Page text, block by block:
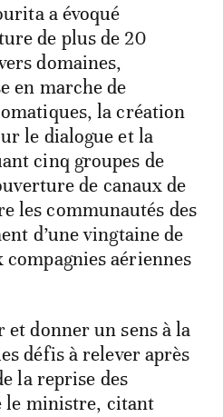
a évoqué
de plus de 20
domaines,
en marche de
la création
le dialogue et la
cinq groupes de
de canaux de
les communautés des
d’une vingtaine de
compagnies aériennes
donner un sens à la
défis à relever après
la reprise des
le ministre, citant